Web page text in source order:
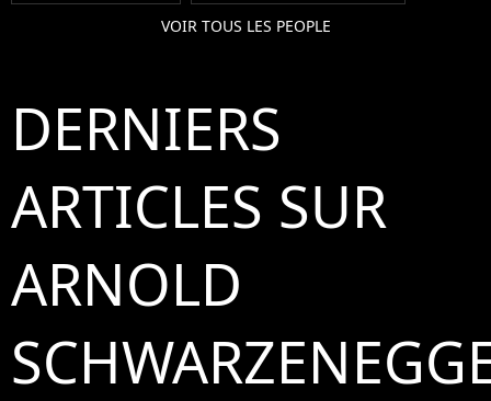
VOIR TOUS LES PEOPLE
DERNIERS
ARTICLES SUR
ARNOLD